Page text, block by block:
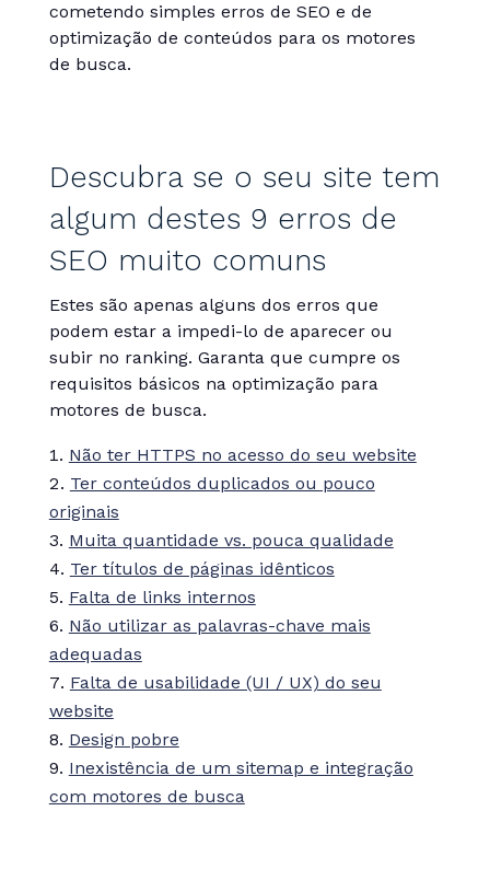
cometendo simples erros de SEO e de
optimização de conteúdos para os motores
de busca.
Descubra se o seu site tem
algum destes 9 erros de
SEO muito comuns
Estes são apenas alguns dos erros que
podem estar a impedi-lo de aparecer ou
subir no ranking. Garanta que cumpre os
requisitos básicos na optimização para
motores de busca.
Não ter HTTPS no acesso do seu website
Ter conteúdos duplicados ou pouco
originais
Muita quantidade vs. pouca qualidade
Ter títulos de páginas idênticos
Falta de links internos
Não utilizar as palavras-chave mais
adequadas
Falta de usabilidade (UI / UX) do seu
website
Design pobre
Inexistência de um sitemap e integração
com motores de busca